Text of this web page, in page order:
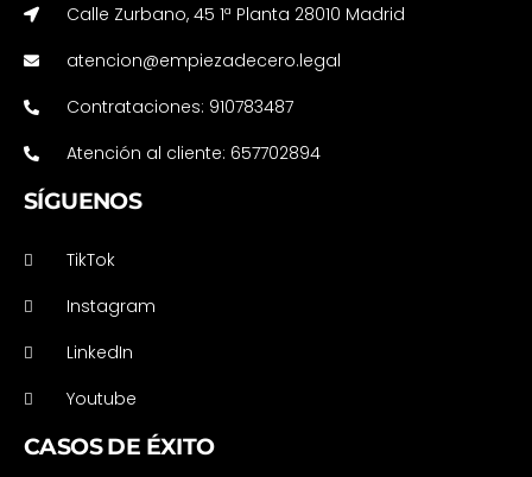
Calle Zurbano, 45 1ª Planta 28010 Madrid
atencion@empiezadecero.legal
Contrataciones: 910783487
Atención al cliente: 657702894
SÍGUENOS
TikTok
Instagram
LinkedIn
Youtube
CASOS DE ÉXITO